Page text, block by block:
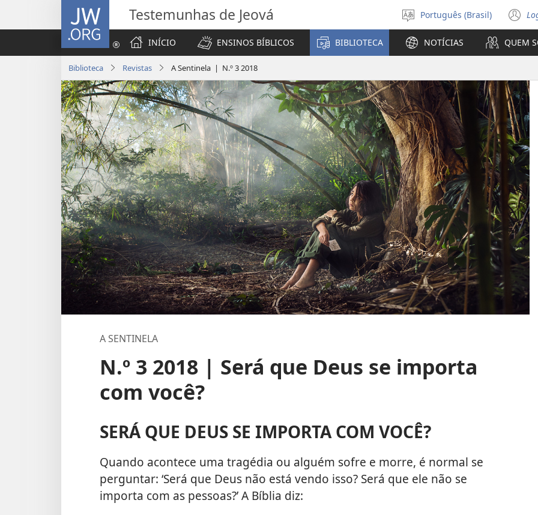
JW.ORG Testemunhas de Jeová
Selecione
o
idioma
Português (Brasil)
INÍCIO
ENSINOS BÍBLICOS BIBLIOTECA NOTÍCIAS QUEM
Biblioteca Revistas A Sentinela | N.º 3 2018
A SENTINELA
N.º 3 2018 | Será que Deus se importa
com você?
SERÁ QUE DEUS SE IMPORTA COM VOCÊ?
Quando acontece uma tragédia ou alguém sofre e morre, é normal se
perguntar: ‘Será que Deus não está vendo isso? Será que ele não se
importa com as pessoas?’ A Bíblia diz: